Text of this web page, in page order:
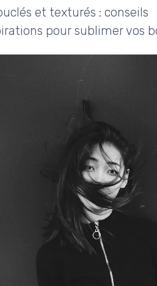
et texturés : conseils
pour sublimer vos